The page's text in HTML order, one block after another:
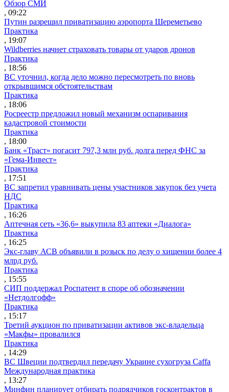
Обзор СМИ
, 09:22
Путин разрешил приватизацию аэропорта Шереметьево
Практика
, 19:07
Wildberries начнет страховать товары от ударов дронов
Практика
, 18:56
ВС уточнил, когда дело можно пересмотреть по вновь
открывшимся обстоятельствам
Практика
, 18:06
Росреестр предложил новый механизм оспаривания
кадастровой стоимости
Практика
, 18:00
Банк «Траст» погасит 797,3 млн руб. долга перед ФНС за
«Гема-Инвест»
Практика
, 17:51
ВС запретил уравнивать цены участников закупок без учета
НДС
Практика
, 16:26
Аптечная сеть «36,6» выкупила 83 аптеки «Диалога»
Практика
, 16:25
Экс-главу АСВ объявили в розыск по делу о хищении более 4
млрд руб.
Практика
, 15:55
СИП поддержал Роспатент в споре об обозначении
«Нетдолгофф»
Практика
, 15:17
Третий аукцион по приватизации активов экс-владельца
«Макфы» провалился
Практика
, 14:29
ВС Швеции подтвердил передачу Украине сухогруза Caffa
Международная практика
, 13:27
Минфин планирует отбирать подрядчиков госконтрактов в